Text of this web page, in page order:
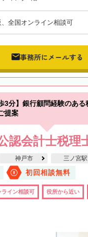
、全国オンライン相談可
事務所にメールする
3分】銀行顧問経験のあ
提案
認会計士税理
神戸市 三ノ宮駅
初回相談無料
ライン相談可 役所から近い